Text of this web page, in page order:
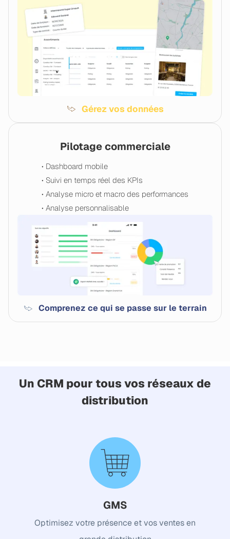
Pilotage commerciale
• Dashboard mobile
• Suivi en temps réel des KPIs
• Analyse micro et macro des performances
• Analyse personnalisable
Comprenez ce qui se passe sur le terrain
Gérez vos données
Un CRM pour tous vos réseaux de
distribution
GMS
Optimisez votre présence et vos ventes en